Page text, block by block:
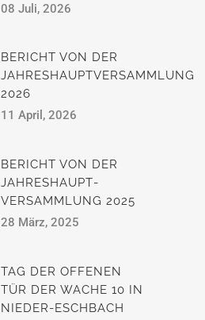
08 Juli, 2026
BERICHT VON DER
JAHRESHAUPTVERSAMMLUNG
2026
11 April, 2026
BERICHT VON DER
JAHRESHAUPT­
VERSAMMLUNG 2025
28 März, 2025
TAG DER OFFENEN
TÜR DER WACHE 10 IN
NIEDER-ESCHBACH